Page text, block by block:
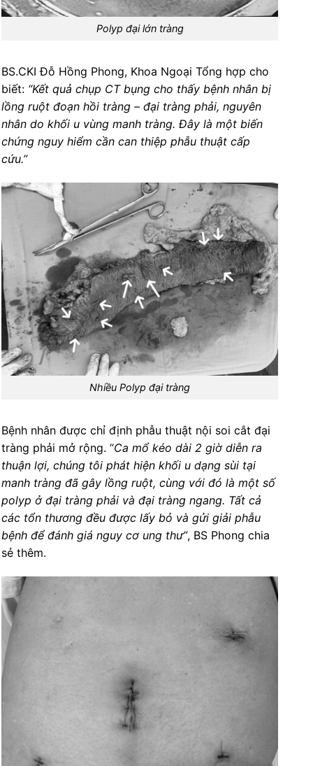
Polyp đại lớn tràng
BS.CKI Đỗ Hồng Phong, Khoa Ngoại Tổng hợp cho
biết: “Kết quả chụp CT bụng cho thấy bệnh nhân bị
lồng ruột đoạn hồi tràng – đại tràng phải, nguyên
nhân do khối u vùng manh tràng. Đây là một biến
chứng nguy hiểm cần can thiệp phẫu thuật cấp
cứu.”
Nhiều Polyp đại tràng
Bệnh nhân được chỉ định phẫu thuật nội soi cắt đại
tràng phải mở rộng. “Ca mổ kéo dài 2 giờ diễn ra
thuận lợi, chúng tôi phát hiện khối u dạng sùi tại
manh tràng đã gây lồng ruột, cùng với đó là một số
polyp ở đại tràng phải và đại tràng ngang. Tất cả
các tổn thương đều được lấy bỏ và gửi giải phẫu
bệnh để đánh giá nguy cơ ung thư”, BS Phong chia
sẻ thêm.